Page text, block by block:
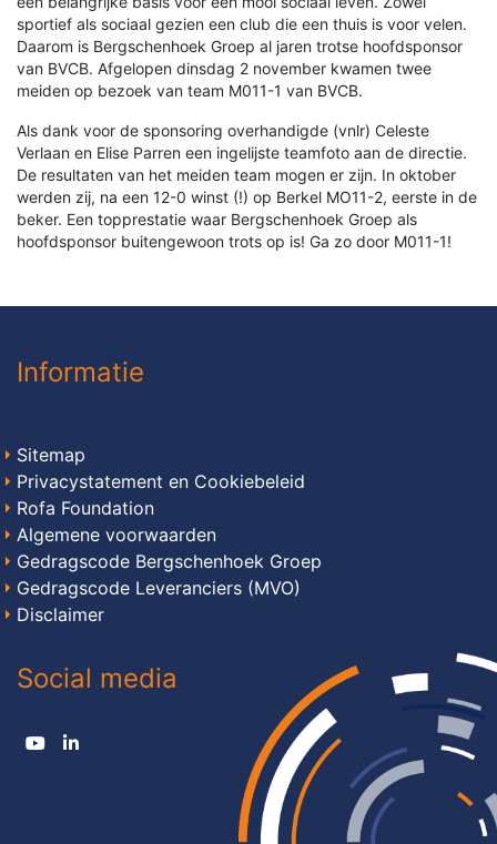
sportief als sociaal gezien een club die een thuis is voor velen.
Daarom is Bergschenhoek Groep al jaren trotse hoofdsponsor
van BVCB. Afgelopen dinsdag 2 november kwamen twee
meiden op bezoek van team M011-1 van BVCB.
Als dank voor de sponsoring overhandigde (vnlr) Celeste
Verlaan en Elise Parren een ingelijste teamfoto aan de directie.
De resultaten van het meiden team mogen er zijn. In oktober
werden zij, na een 12-0 winst (!) op Berkel MO11-2, eerste in de
beker. Een topprestatie waar Bergschenhoek Groep als
hoofdsponsor buitengewoon trots op is! Ga zo door M011-1!
Informatie
Sitemap
Privacystatement en Cookiebeleid
Rofa Foundation
Algemene voorwaarden
Gedragscode Bergschenhoek Groep
Gedragscode Leveranciers (MVO)
Disclaimer
Social media